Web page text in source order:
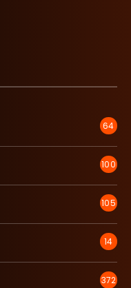
64
100
105
14
372